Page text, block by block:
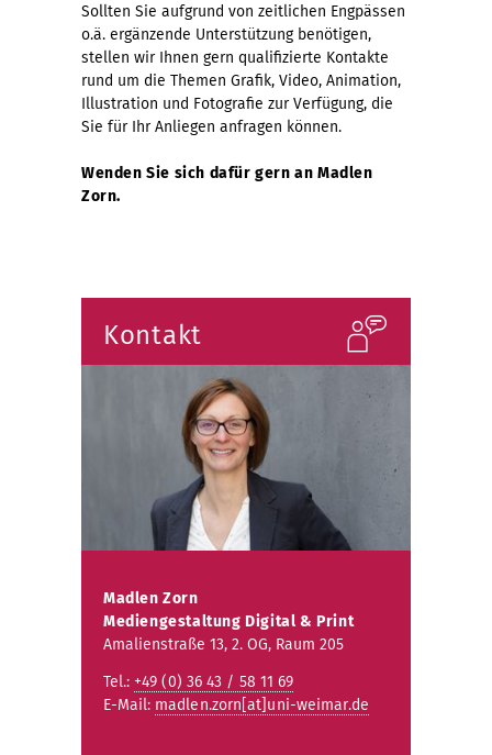
Sollten Sie aufgrund von zeitlichen Engpässen
o.ä. ergänzende Unterstützung benötigen,
stellen wir Ihnen gern qualifizierte Kontakte
rund um die Themen Grafik, Video, Animation,
Illustration und Fotografie zur Verfügung, die
Sie für Ihr Anliegen anfragen können.
Wenden Sie sich dafür gern an Madlen
Zorn.
Kontakt
Madlen Zorn
Mediengestaltung Digital & Print
Amalienstraße 13, 2. OG, Raum 205
Tel.: +49 (0) 36 43 / 58 11 69
E-Mail: madlen.zorn[at]uni-weimar.de